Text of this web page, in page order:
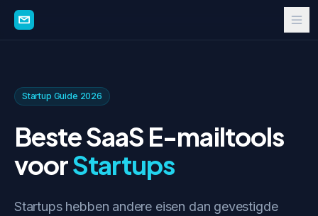
Startup Guide 2026
Beste SaaS E-mailtools
voorStartups
Startups hebben andere eisen dan gevestigde